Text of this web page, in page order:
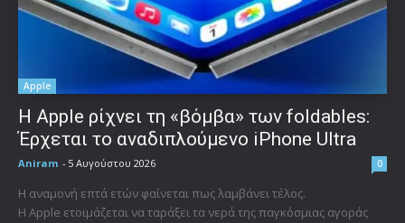
Apple
Η Apple ρίχνει τη «βόμβα» των foldables:
Έρχεται το αναδιπλούμενο iPhone Ultra
Aniram - 5 Αυγούστου 2026 0
Η αναμονή επτά ετών φαίνεται πως λαμβάνει τέλος.
Η Apple ετοιμάζεται να ταράξει τα νερά της παγκόσμιας αγοράς